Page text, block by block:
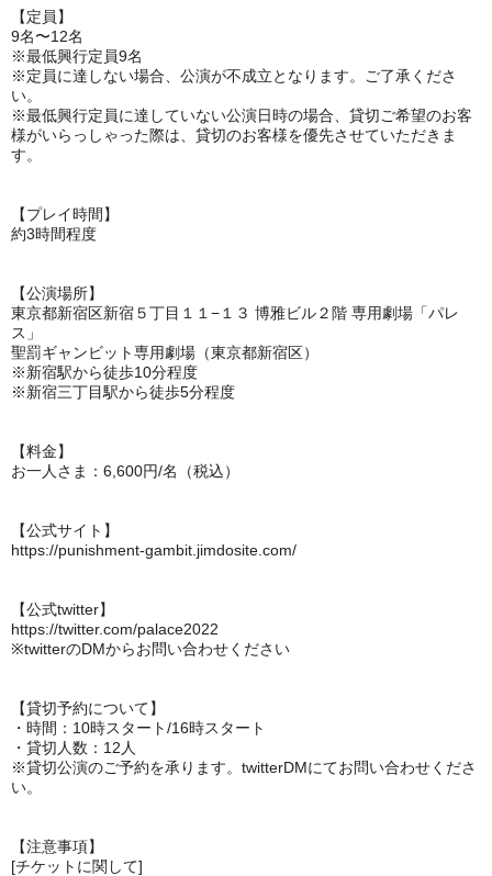
【定員】
9名〜12名
※最低興行定員9名
※定員に達しない場合、公演が不成立となります。ご了承くださ
い。
※最低興行定員に達していない公演日時の場合、貸切ご希望のお客
様がいらっしゃった際は、貸切のお客様を優先させていただきま
す。
【プレイ時間】
約3時間程度
【公演場所】
東京都新宿区新宿５丁目１１−１３ 博雅ビル２階 専用劇場「パレ
ス」
聖罰ギャンビット専用劇場（東京都新宿区）
※新宿駅から徒歩10分程度
※新宿三丁目駅から徒歩5分程度
【料金】
お一人さま：6,600円/名（税込）
【公式サイト】
https://punishment-gambit.jimdosite.com/
【公式twitter】
https://twitter.com/palace2022
※twitterのDMからお問い合わせください
【貸切予約について】
・時間：10時スタート/16時スタート
・貸切人数：12人
※貸切公演のご予約を承ります。twitterDMにてお問い合わせくださ
い。
【注意事項】
[チケットに関して]